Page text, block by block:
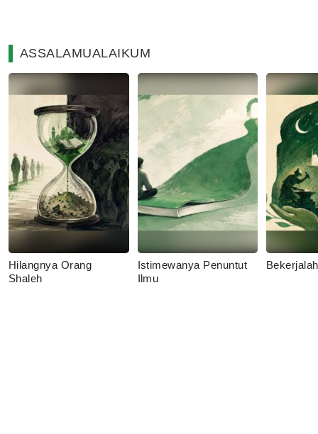
ASSALAMUALAIKUM
Hilangnya Orang
Shaleh
Istimewanya Penuntut
Ilmu
Bekerjalah